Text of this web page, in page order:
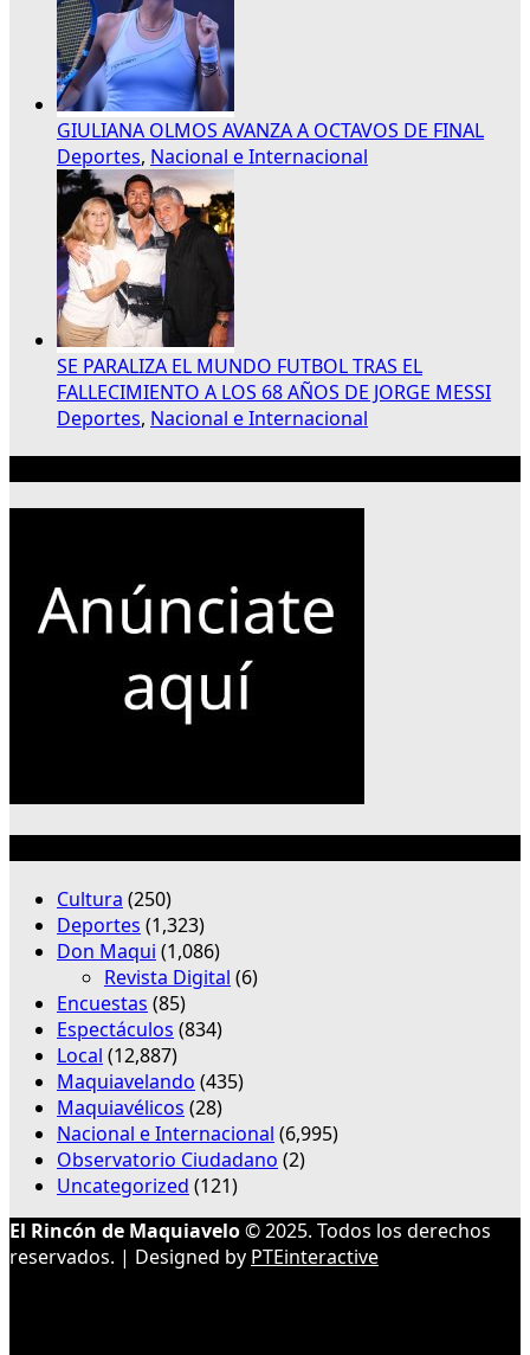
GIULIANA OLMOS AVANZA A OCTAVOS DE FINAL
Deportes, Nacional e Internacional
SE PARALIZA EL MUNDO FUTBOL TRAS EL
FALLECIMIENTO A LOS 68 AÑOS DE JORGE MESSI
Deportes, Nacional e Internacional
Cultura (250)
Deportes (1,323)
Don Maqui (1,086)
Revista Digital (6)
Encuestas (85)
Espectáculos (834)
Local (12,887)
Maquiavelando (435)
Maquiavélicos (28)
Nacional e Internacional (6,995)
Observatorio Ciudadano (2)
Uncategorized (121)
El Rincón de Maquiavelo© 2025. Todos los derechos
reservados. | Designed by PTEinteractive